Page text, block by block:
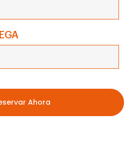
Ahora